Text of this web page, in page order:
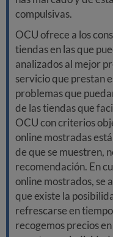
compulsivas.
OCU ofrece a los
tiendas en las que
analizados al mejor
servicio que prestan
problemas que
de las tiendas que
OCU con criterios
online mostradas
de que se muestren,
recomendación. En
online mostrados, se
que existe la
refrescarse en
recogemos precios